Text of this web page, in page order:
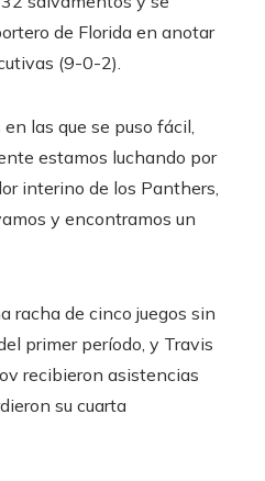
de Florida en anotar
(9-0-2).
las que se puso fácil,
estamos luchando por
interino de los Panthers,
y encontramos un
racha de cinco juegos sin
primer período, y Travis
recibieron asistencias
su cuarta